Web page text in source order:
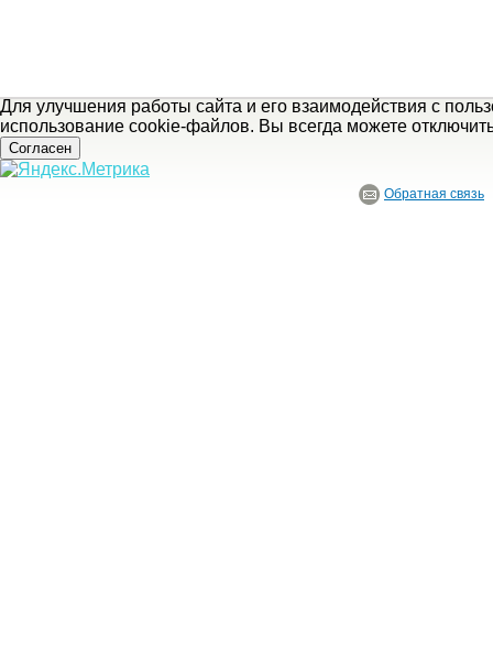
Для улучшения работы сайта и его взаимодействия с
использование cookie-файлов. Вы всегда можете
Согласен
Обратная связь